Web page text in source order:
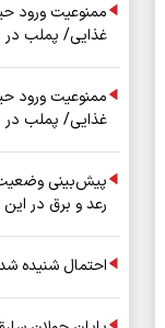
ممنوعیت ورود
غذایی/ پملب در
ممنوعیت ورود
غذایی/ پملب در
پیش‌بینی وضعیت
رعد و برق در این
احتمال شنیده